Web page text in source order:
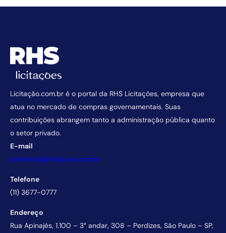
Licitação.com.br é o portal da RHS Licitações, empresa que
atua no mercado de compras governamentais. Suas
contribuições abrangem tanto a administração pública quanto
o setor privado.
E-mail
comercial@licitacao.com.br
Telefone
(11) 3677-0777
Endereço
Rua Apinajés, 1.100 – 3° andar, 308 – Perdizes, São Paulo – SP,